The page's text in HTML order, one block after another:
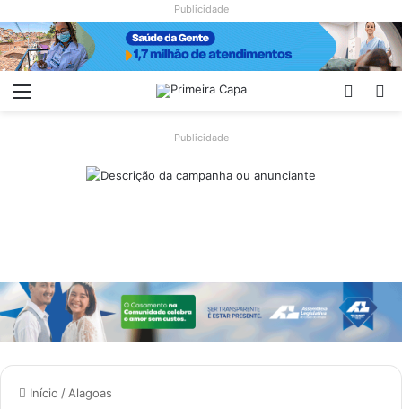
Publicidade
Menu
Publicidade
Início / Alagoas